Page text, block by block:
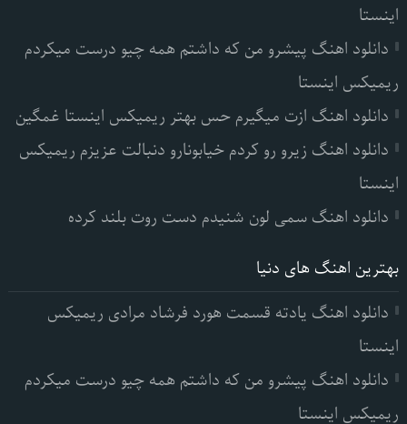
اینستا
دانلود اهنگ پیشرو من که داشتم همه چیو درست میکردم
ریمیکس اینستا
دانلود اهنگ ازت میگیرم حس بهتر ریمیکس اینستا غمگین
دانلود اهنگ زیرو رو کردم خیابونارو دنبالت عزیزم ریمیکس
اینستا
دانلود اهنگ سمی لون شنیدم دست روت بلند کرده
بهترین اهنگ های دنیا
دانلود اهنگ یادته قسمت هورد فرشاد مرادی ریمیکس
اینستا
دانلود اهنگ پیشرو من که داشتم همه چیو درست میکردم
ریمیکس اینستا